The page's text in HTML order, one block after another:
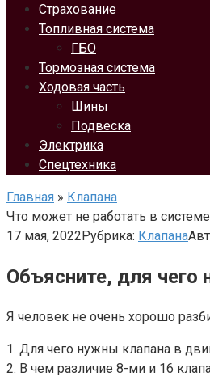
Страхование
Топливная система
ГБО
Тормозная система
Ходовая часть
Шины
Подвеска
Электрика
Спецтехника
Главная » Клапана
Что может не работать в
17 мая, 2022Рубрика: Клапана
Объясните, для чего
Я человек не очень хорошо
1. Для чего нужны клапана в
2. В чем различие 8-ми и 16